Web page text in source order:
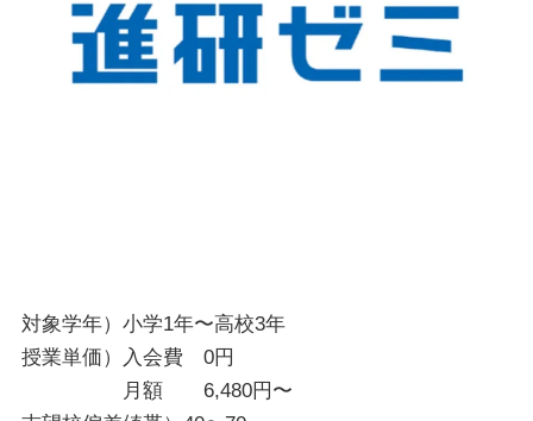
対象学年）小学1年〜高校3年
授業単価）入会費 0円
月額 6,480円〜